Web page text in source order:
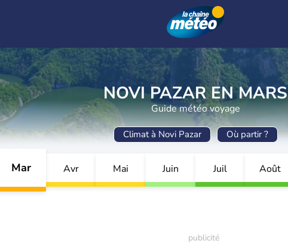
NOVI PAZAR EN MARS
Guide météo voyage
Climat à Novi Pazar Où partir ?
Mar Avr Mai Juin Juil Août